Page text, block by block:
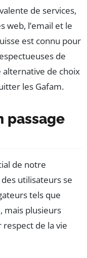
de services,
web, l’email et le
est connu pour
de
alternative de choix
les Gafam.
passage
de notre
utilisateurs se
tels que
mais plusieurs
de la vie